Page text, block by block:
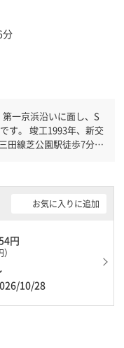
分
一京浜沿いに面し、S
年、新交
田線芝公園駅徒歩7分と
利用可能になりますの
お気に入りに追加
円
10/28